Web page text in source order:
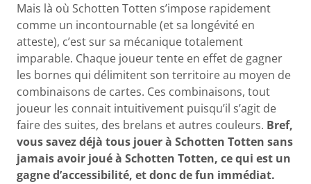
Mais là où Schotten Totten s’impose rapidement
comme un incontournable (et sa longévité en
atteste), c’est sur sa mécanique totalement
imparable. Chaque joueur tente en effet de gagner
les bornes qui délimitent son territoire au moyen de
combinaisons de cartes. Ces combinaisons, tout
joueur les connait intuitivement puisqu’il s’agit de
faire des suites, des brelans et autres couleurs. Bref,
vous savez déjà tous jouer à Schotten Totten sans
jamais avoir joué à Schotten Totten, ce qui est un
gagne d’accessibilité, et donc de fun immédiat.